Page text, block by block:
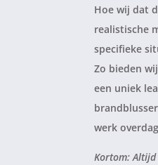
Hoe wij dat
realistische
specifieke
Zo bieden
een uniek
werk
Kortom: Altijd